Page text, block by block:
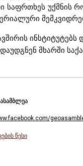
საფრთხეს
დაუდგნენ მხარში
წესი